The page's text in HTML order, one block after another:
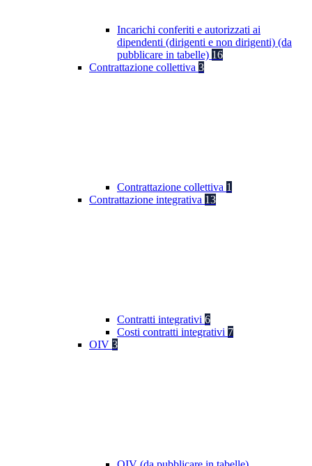
Incarichi conferiti e autorizzati ai
dipendenti (dirigenti e non dirigenti) (da
pubblicare in tabelle) 16
Contrattazione collettiva 3
Contrattazione collettiva 1
Contrattazione integrativa 13
Contratti integrativi 6
Costi contratti integrativi 7
OIV 3